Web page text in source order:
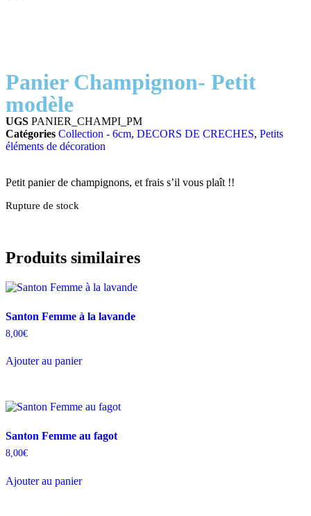
Panier Champignon- Petit
modèle
UGS PANIER_CHAMPI_PM
Catégories Collection - 6cm, DECORS DE CRECHES, Petits
éléments de décoration
Petit panier de champignons, et frais s’il vous plaît !!
Rupture de stock
Produits similaires
Santon Femme à la lavande
8,00€
Ajouter au panier
Santon Femme au fagot
8,00€
Ajouter au panier